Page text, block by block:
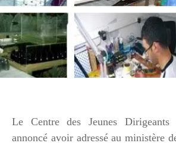
Le Centre des Jeunes
annoncé avoir adressé au ministère